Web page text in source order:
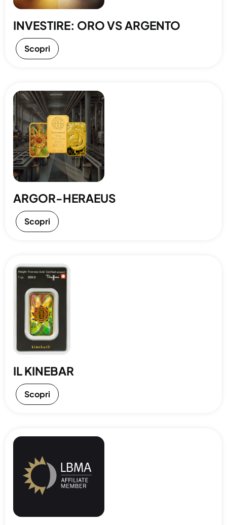
INVESTIRE: ORO VS ARGENTO
Scopri
ARGOR-HERAEUS
Scopri
IL KINEBAR
Scopri